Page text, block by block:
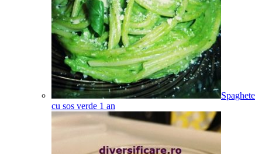
Spaghete
cu sos verde 1 an